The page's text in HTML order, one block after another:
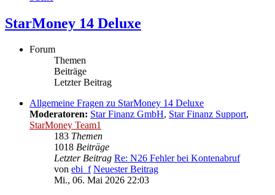
StarMoney 14 Deluxe
Forum
Themen
Beiträge
Letzter Beitrag
Allgemeine Fragen zu StarMoney 14 Deluxe
Moderatoren: Star Finanz GmbH, Star Finanz Support,
StarMoney Team1
183 Themen
1018 Beiträge
Letzter Beitrag Re: N26 Fehler bei Kontenabruf
von ebi_f Neuester Beitrag
Mi., 06. Mai 2026 22:03